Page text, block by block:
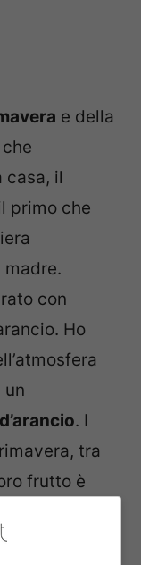
e della
casa, il
primo che
con
Ho
un
. I
tra
frutto è